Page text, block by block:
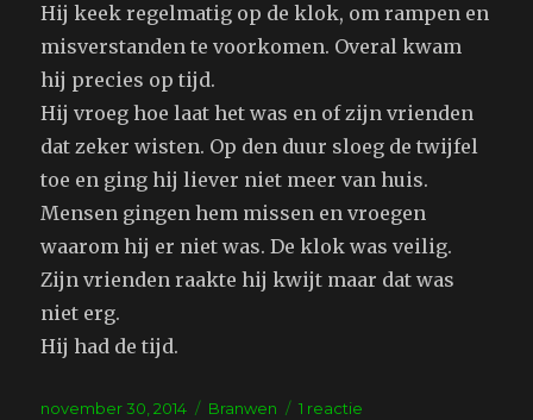
Hij keek regelmatig op de klok, om rampen en
misverstanden te voorkomen. Overal kwam
hij precies op tijd.
Hij vroeg hoe laat het was en of zijn vrienden
dat zeker wisten. Op den duur sloeg de twijfel
toe en ging hij liever niet meer van huis.
Mensen gingen hem missen en vroegen
waarom hij er niet was. De klok was veilig.
Zijn vrienden raakte hij kwijt maar dat was
niet erg.
Hij had de tijd.
Geplaatst
november 30, 2014 Tags
Branwen 1 reactie